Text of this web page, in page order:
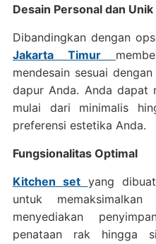
Desain Personal dan Unik
Dibandingkan dengan
Jakarta Timur
mendesain sesuai
dapur Anda. Anda dapat
mulai dari minimalis
preferensi estetika Anda.
Fungsionalitas Optimal
Kitchen set yang
untuk
menyediakan
penataan rak hingga